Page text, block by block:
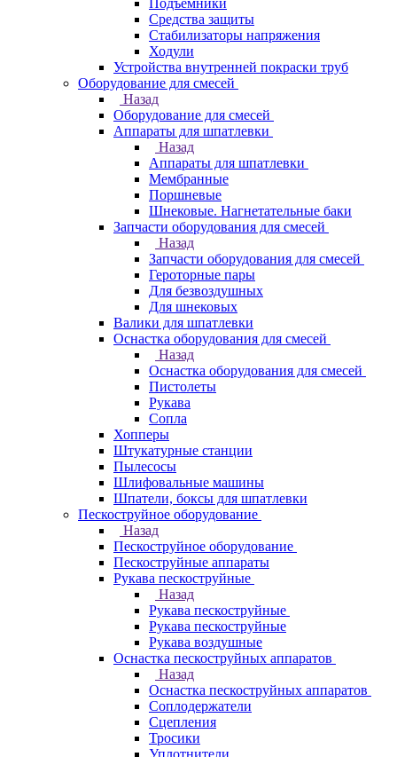
Подъемники
Средства защиты
Стабилизаторы напряжения
Ходули
Устройства внутренней покраски труб
Оборудование для смесей
Назад
Оборудование для смесей
Аппараты для шпатлевки
Назад
Аппараты для шпатлевки
Мембранные
Поршневые
Шнековые. Нагнетательные баки
Запчасти оборудования для смесей
Назад
Запчасти оборудования для смесей
Героторные пары
Для безвоздушных
Для шнековых
Валики для шпатлевки
Оснастка оборудования для смесей
Назад
Оснастка оборудования для смесей
Пистолеты
Рукава
Сопла
Хопперы
Штукатурные станции
Пылесосы
Шлифовальные машины
Шпатели, боксы для шпатлевки
Пескоструйное оборудование
Назад
Пескоструйное оборудование
Пескоструйные аппараты
Рукава пескоструйные
Назад
Рукава пескоструйные
Рукава пескоструйные
Рукава воздушные
Оснастка пескоструйных аппаратов
Назад
Оснастка пескоструйных аппаратов
Соплодержатели
Сцепления
Тросики
Уплотнители